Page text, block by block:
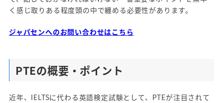
く感じ取りある程度頭の中で纏める必要性があります。
ジャパセンへのお問い合わせはこちら
PTEの概要・ポイント
近年、IELTSに代わる英語検定試験として、PTEが注目されて